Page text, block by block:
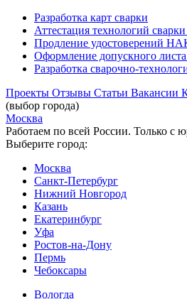
Разработка карт сварки
Аттестация технологий
Продление удостоверений
Оформление допускного
Разработка сварочно-
Проекты Отзывы Статьи Вакансии
(выбор города)
Москва
Работаем по всей России. Только с
Выберите город:
Москва
Санкт-Петербург
Нижний Новгород
Казань
Екатеринбург
Уфа
Ростов-на-Дону
Пермь
Чебоксары
Вологда